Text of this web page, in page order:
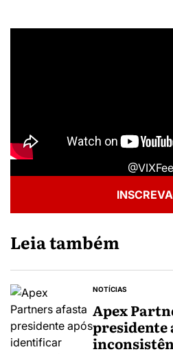
Leia também
NOTÍCIAS
Apex
presidente